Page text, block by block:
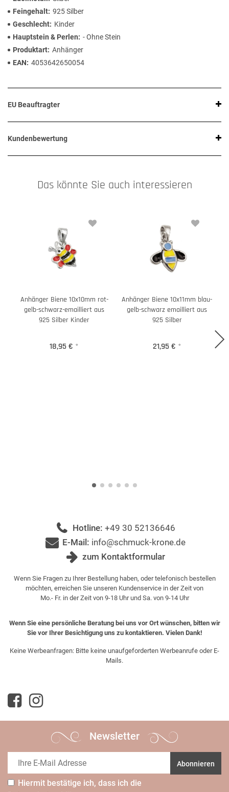
Feingehalt 925 Silber
Geschlecht
Kinder
Hauptstein & Perlen
- Ohne Stein
Produktart Anhänger
EAN
4053642650054
EU Beauftragter
Kundenbewertung
Das könnte Sie auch interessieren
Anhänger Biene 10x10mm rot-
gelb-schwarz-emailliert aus
925 Silber Kinder
18,95 € *
Anhänger Biene 10x11mm blau-
gelb-schwarz emailliert aus
925 Silber
21,95 € *
Hotline: +49 30 52136646
E-Mail: info@schmuck-krone.de
zum Kontaktformular
Wenn Sie Fragen zu Ihrer Bestellung haben, oder telefonisch bestellen
möchten, erreichen Sie unseren Kundenservice in der Zeit von
Mo.- Fr. in der Zeit von 9-18 Uhr und Sa. von 9-14 Uhr
Wenn Sie eine persönliche Beratung bei uns vor Ort wünschen, bitten wir
Sie vor Ihrer Besichtigung uns zu kontaktieren. Vielen Dank!
Keine Werbeanfragen: Bitte keine unaufgeforderten Werbeanrufe oder E-
Mails.
Newsletter
Abonnieren
Hiermit bestätige ich, dass ich die